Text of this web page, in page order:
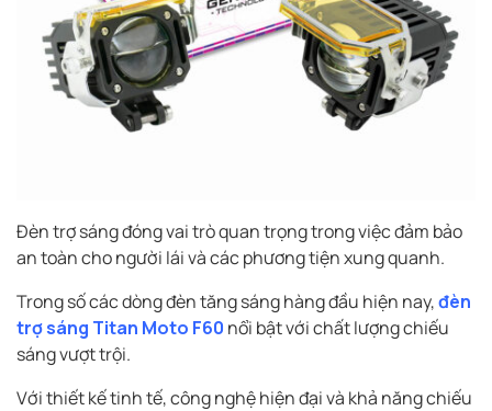
Đèn trợ sáng đóng vai trò quan trọng trong việc đảm bảo
an toàn cho người lái và các phương tiện xung quanh.
Trong số các dòng đèn tăng sáng hàng đầu hiện nay,đèn
trợ sáng Titan Moto F60 nổi bật với chất lượng chiếu
sáng vượt trội.
Với thiết kế tinh tế, công nghệ hiện đại và khả năng chiếu